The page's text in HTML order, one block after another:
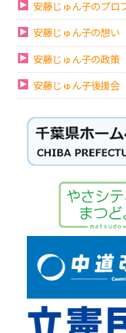
安藤じゅん子のプロ
安藤じゅん子の想い
安藤じゅん子の政策
安藤じゅん子後援会